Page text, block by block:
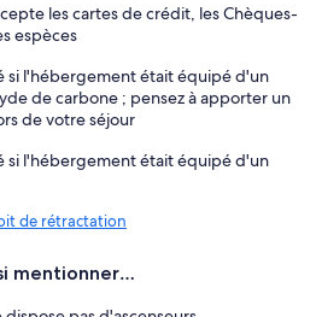
les cartes de crédit, les Chèques-
espèces
si l'hébergement était équipé d'un
de carbone ; pensez à apporter un
de votre séjour
si l'hébergement était équipé d'un
de rétractation
mentionner…